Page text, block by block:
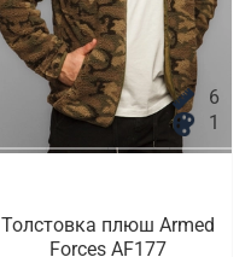
6
1
Толстовка плюш Armed
Forces AF177